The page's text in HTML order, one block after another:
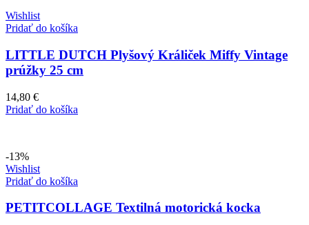
Wishlist
Pridať do košíka
LITTLE DUTCH Plyšový Králiček Miffy Vintage
prúžky 25 cm
14,80 €
Pridať do košíka
-13%
Wishlist
Pridať do košíka
PETITCOLLAGE Textilná motorická kocka